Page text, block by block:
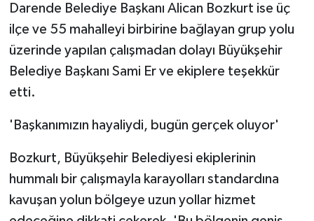
Darende Belediye Başkanı Alican Bozkurt ise üç
ilçe ve 55 mahalleyi birbirine bağlayan grup yolu
üzerinde yapılan çalışmadan dolayı Büyükşehir
Belediye Başkanı Sami Er ve ekiplere teşekkür
etti.
'Başkanımızın hayaliydi, bugün gerçek oluyor'
Bozkurt, Büyükşehir Belediyesi ekiplerinin
hummalı bir çalışmayla karayolları standardına
kavuşan yolun bölgeye uzun yollar hizmet